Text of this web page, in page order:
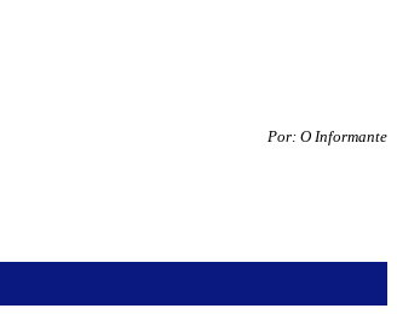
Por: O Informante